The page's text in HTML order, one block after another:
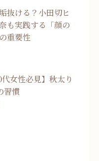
抜ける？小田切ヒ
も実践する「顔の
重要性
代女性必見】秋太り
習慣